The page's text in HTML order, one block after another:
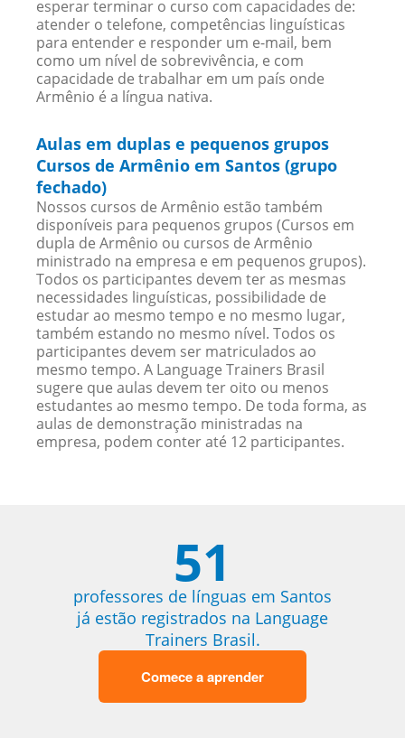
esperar terminar o curso com capacidades de:
atender o telefone, competências linguísticas
para entender e responder um e-mail, bem
como um nível de sobrevivência, e com
capacidade de trabalhar em um país onde
Armênio é a língua nativa.
Aulas em duplas e pequenos grupos
Cursos de Armênio em Santos (grupo
fechado)
Nossos cursos de Armênio estão também
disponíveis para pequenos grupos (Cursos em
dupla de Armênio ou cursos de Armênio
ministrado na empresa e em pequenos grupos).
Todos os participantes devem ter as mesmas
necessidades linguísticas, possibilidade de
estudar ao mesmo tempo e no mesmo lugar,
também estando no mesmo nível. Todos os
participantes devem ser matriculados ao
mesmo tempo. A Language Trainers Brasil
sugere que aulas devem ter oito ou menos
estudantes ao mesmo tempo. De toda forma, as
aulas de demonstração ministradas na
empresa, podem conter até 12 participantes.
51
professores de línguas em Santos
já estão registrados na Language
Trainers Brasil.
Comece a aprender